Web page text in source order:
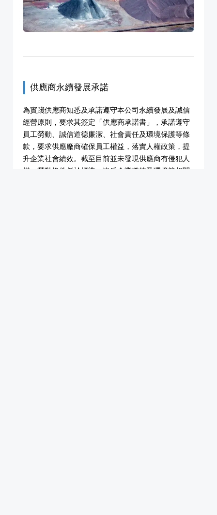
供應商永續發展承諾
為實踐供應商知悉及承諾遵守本公司永續發展及誠信
經營原則，要求其簽定「供應商承諾書」，承諾遵守
員工勞動、誠信道德廉潔、社會責任及環境保護等條
款，要求供應廠商確保員工權益，落實人權政策，提
升企業社會績效。截至目前並未發現供應商有侵犯人
權、勞動條件低於標準、違反企業道德及環境等相關